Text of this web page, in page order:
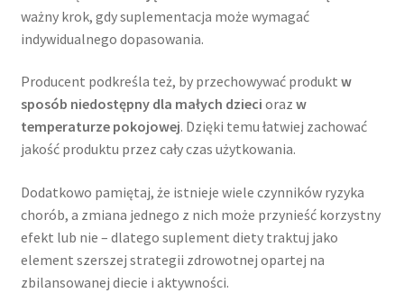
ważny krok, gdy suplementacja może wymagać
indywidualnego dopasowania.
Producent podkreśla też, by przechowywać produkt w
sposób niedostępny dla małych dzieci oraz w
temperaturze pokojowej. Dzięki temu łatwiej zachować
jakość produktu przez cały czas użytkowania.
Dodatkowo pamiętaj, że istnieje wiele czynników ryzyka
chorób, a zmiana jednego z nich może przynieść korzystny
efekt lub nie – dlatego suplement diety traktuj jako
element szerszej strategii zdrowotnej opartej na
zbilansowanej diecie i aktywności.